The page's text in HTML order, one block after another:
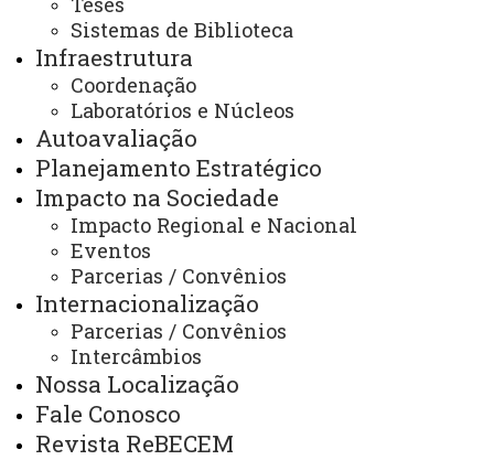
Sistemas de Biblioteca
Infraestrutura
Coordenação
Laboratórios e Núcleos
Autoavaliação
Planejamento Estratégico
Impacto na Sociedade
Impacto Regional e Nacional
Eventos
Parcerias / Convênios
Internacionalização
Parcerias / Convênios
Intercâmbios
Nossa Localização
Fale Conosco
Revista ReBECEM
Você está aqui:
PPGECEM - Pós Graduação em Educação em
Ciências e Educação Matemática
Editais
Bolsas de Estudo
Edital nº 19/2024 - PPGECEM - Resultado da seleção
interna para o programa de bolsa de doutorado
sanduíche no exterior - PDSE/CAPES
ACESSE
Acesso Restrito (Editores do Portal)
Arquivo Virtual
Bibliotecas
Identidade Visual